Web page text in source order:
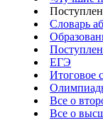
Словарь
ЕГЭ
Итоговое
Все о
Все о